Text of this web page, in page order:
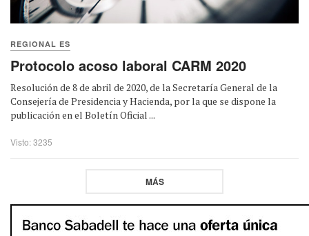
REGIONAL ES
Protocolo acoso laboral CARM 2020
Resolución de 8 de abril de 2020, de la Secretaría General de la
Consejería de Presidencia y Hacienda, por la que se dispone la
publicación en el Boletín Oficial ...
Visto: 3235
MÁS